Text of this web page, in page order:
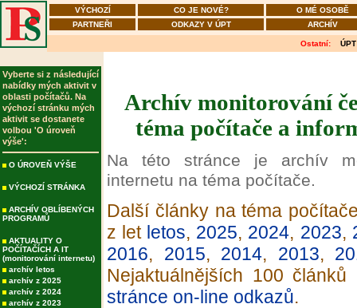
VÝCHOZÍ CO JE NOVÉ?
O MÉ OSOBĚ
PARTNEŘI
ODKAZY V ÚPT ARCHÍV
Ostatní: ÚPT
Vyberte si z následující
nabídky mých aktivit v
oblasti počítačů. Na
výchozí stránku mých
aktivit se dostanete
volbou 'O úroveň
výše':
O ÚROVEŇ VÝŠE
VÝCHOZÍ STRÁNKA
ARCHÍV OBLÍBENÝCH
PROGRAMŮ
AKTUALITY O
POČÍTAČÍCH A IT
(monitorování internetu)
archív letos
archív z 2025
archív z 2024
archív z 2023
Archív monitorování
téma počítače a
Na této stránce je archív
internetu na téma počítače.
Další články na téma
z let letos, 2025, 2024, 2023,
2016, 2015, 2014, 2013,
Nejaktuálnějších 100
stránce on-line odkazů.